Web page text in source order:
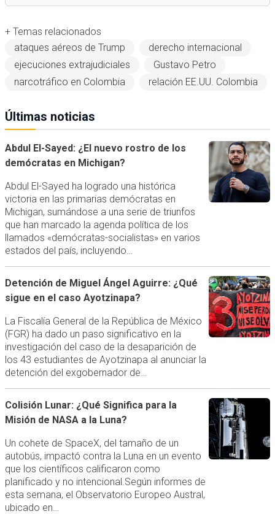
+ Temas relacionados
ataques aéreos de Trump
derecho internacional
ejecuciones extrajudiciales
Gustavo Petro
narcotráfico en Colombia
relación EE.UU. Colombia
Últimas noticias
Abdul El-Sayed: ¿El nuevo rostro de los
demócratas en Michigan?
Abdul El-Sayed ha logrado una histórica
victoria en las primarias demócratas en
Michigan, sumándose a una serie de triunfos
que han marcado la agenda política de los
llamados «demócratas-socialistas» en varios
estados del país, incluyendo…
Detención de Miguel Ángel Aguirre: ¿Qué
sigue en el caso Ayotzinapa?
La Fiscalía General de la República de México
(FGR) ha dado un paso significativo en la
investigación del caso de la desaparición de
los 43 estudiantes de Ayotzinapa al anunciar la
detención del exgobernador de…
Colisión Lunar: ¿Qué Significa para la
Misión de NASA a la Luna?
Un cohete de SpaceX, del tamaño de un
autobús, impactó contra la Luna en un evento
que los científicos calificaron como
planificado y no intencional.Según informes de
esta semana, el Observatorio Europeo Austral,
ubicado en…